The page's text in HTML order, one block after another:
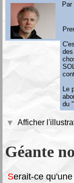
Par
Le
du
Afficher
Géante
Serait-ce